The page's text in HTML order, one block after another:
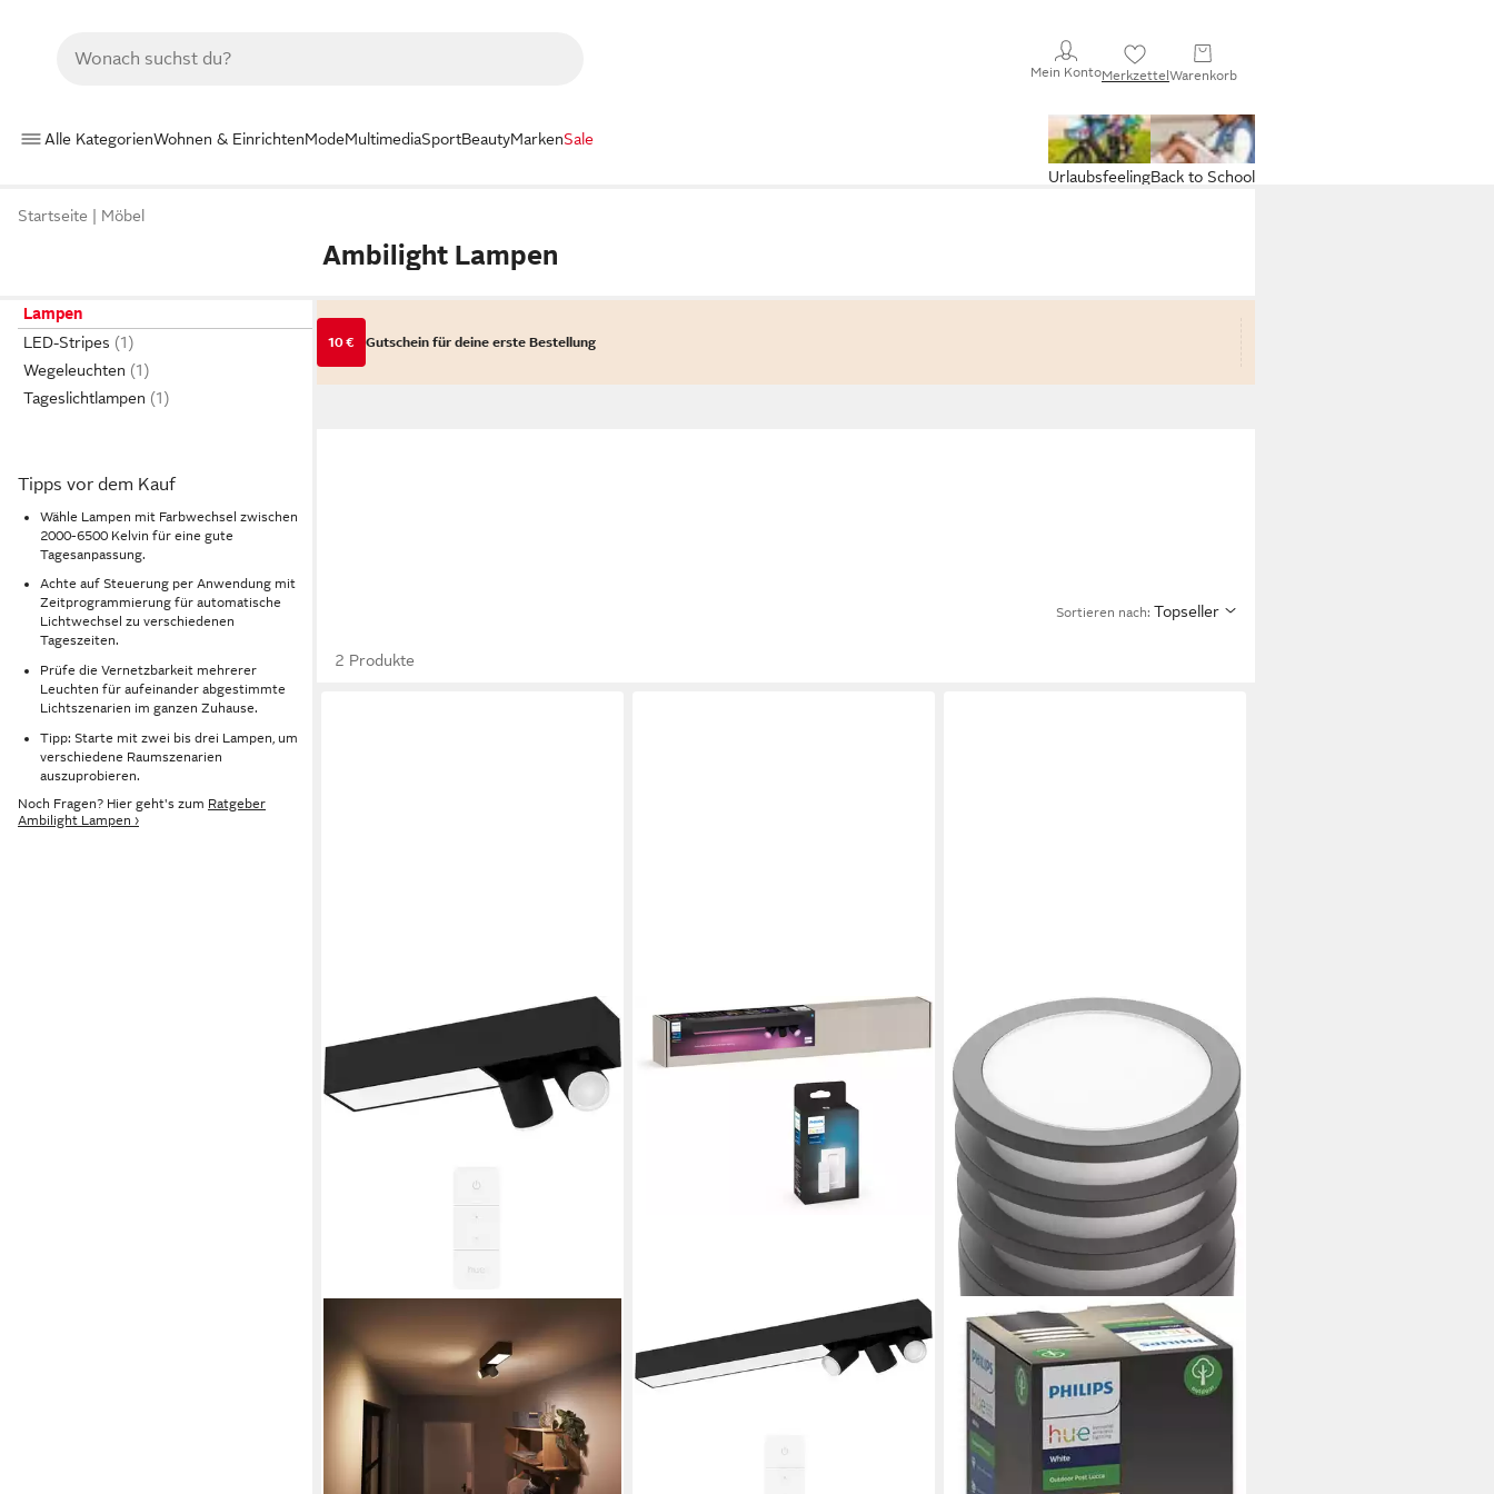
Mein KontoMerkzettelWarenkorb
Alle KategorienWohnen & EinrichtenModeMultimediaSportBeautyMarkenSale
Back to School
Urlaubsfeeling
Startseite Möbel
Ambilight Lampen
Lampen
LED-Stripes
Wegeleuchten
Tageslichtlampen
Tipps vor dem Kauf
Wähle Lampen mit Farbwechsel zwischen
2000-6500 Kelvin für eine gute
Tagesanpassung.
Achte auf Steuerung per Anwendung mit
Zeitprogrammierung für automatische
Lichtwechsel zu verschiedenen
Tageszeiten.
Prüfe die Vernetzbarkeit mehrerer
Leuchten für aufeinander abgestimmte
Lichtszenarien im ganzen Zuhause.
Tipp: Starte mit zwei bis drei Lampen, um
verschiedene Raumszenarien
auszuprobieren.
Noch Fragen? Hier geht's zum Ratgeber
Ambilight Lampen ›
10 € Gutschein für deine erste Bestellung
Sortieren nach: Topseller
2 Produkte